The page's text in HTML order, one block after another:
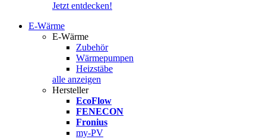
Jetzt entdecken!
E-Wärme
E-Wärme
Zubehör
Wärmepumpen
Heizstäbe
alle anzeigen
Hersteller
EcoFlow
FENECON
Fronius
my-PV